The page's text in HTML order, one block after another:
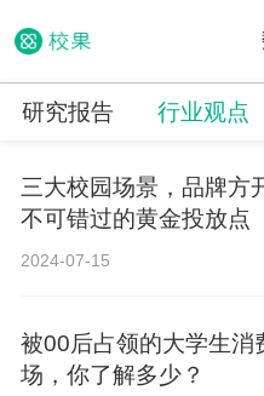
研究报告 行业观点
三大校园场景，品牌方
不可错过的黄金投放点
2024-07-15
被00后占领的大学生消
场，你了解多少？